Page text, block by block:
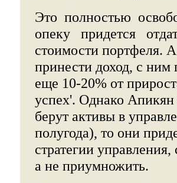
Это полностью
опеку придется
стоимости портфеля.
принести доход, с ним
еще 10-20% от
успех'. Однако
берут активы в
полугода), то они
стратегии
а не приумножить.